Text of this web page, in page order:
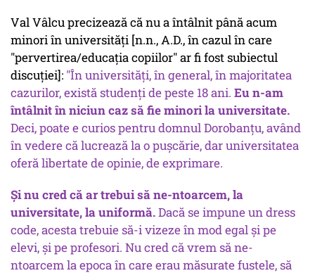
Val Vâlcu precizează că nu a întâlnit până acum
minori în universități [n.n., A.D., în cazul în care
"pervertirea/educația copiilor" ar fi fost subiectul
discuției]: "În universități, în general, în majoritatea
cazurilor, există studenți de peste 18 ani. Eu n-am
întâlnit în niciun caz să fie minori la universitate.
Deci, poate e curios pentru domnul Dorobanțu, având
în vedere că lucrează la o pușcărie, dar universitatea
oferă libertate de opinie, de exprimare.
Și nu cred că ar trebui să ne-ntoarcem, la
universitate, la uniformă.Dacă se impune undress
code, acesta trebuie să-i vizeze în mod egal și pe
elevi, și pe profesori. Nu cred că vrem să ne-
ntoarcem la epoca în care erau măsurate fustele, să